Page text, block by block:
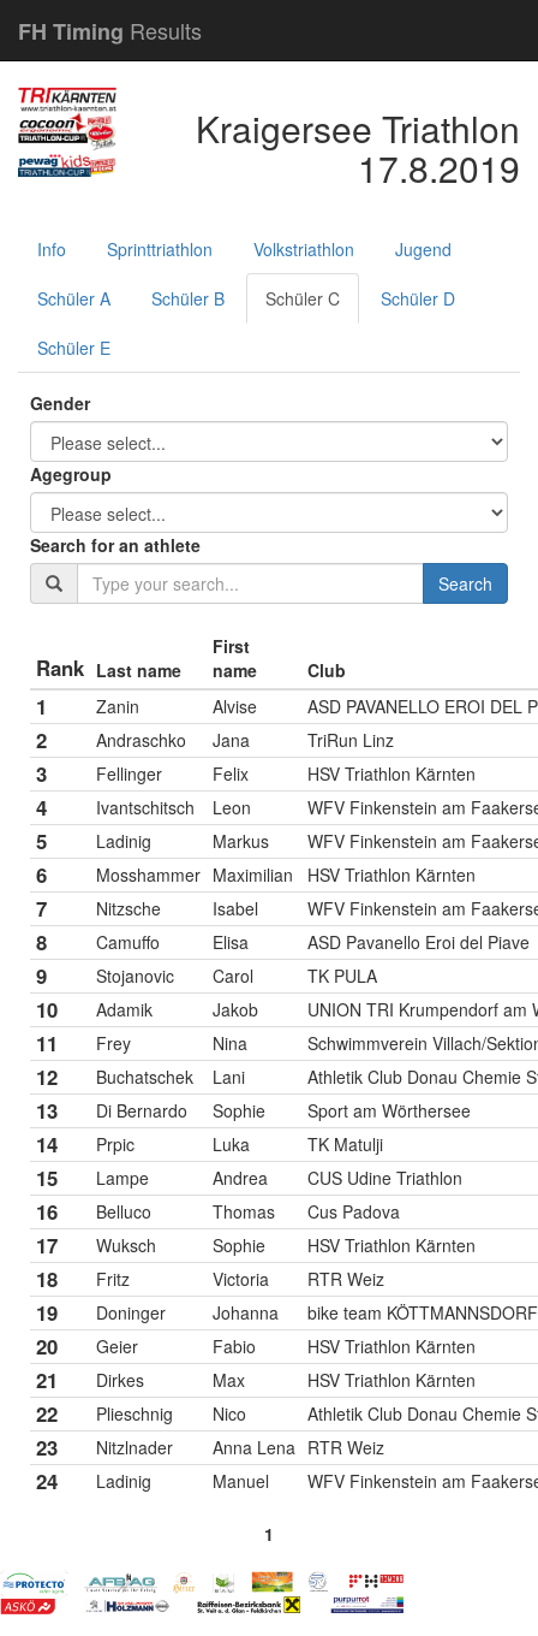
FH Timing Results
Kraigersee Triathlon
17.8.2019
Info Sprinttriathlon Volkstriathlon Jugend
Schüler A Schüler B Schüler C Schüler D
Schüler E
Gender
Agegroup
Search for an athlete
Search
Rank Last name
First
name
Club
1 Zanin Alvise ASD PAVANELLO EROI DEL
2 Andraschko Jana TriRun Linz
3 Fellinger Felix HSV Triathlon Kärnten
4 Ivantschitsch Leon WFV Finkenstein am
5 Ladinig Markus WFV Finkenstein am
6 Mosshammer Maximilian HSV Triathlon Kärnten
7 Nitzsche Isabel WFV Finkenstein am
8 Camuffo Elisa ASD Pavanello Eroi del Piave
9 Stojanovic Carol TK PULA
10 Adamik Jakob UNION TRI Krumpendorf am
11 Frey Nina Schwimmverein Villach/
12 Buchatschek Lani Athletik Club Donau Chemie
13 Di Bernardo Sophie Sport am Wörthersee
14 Prpic Luka TK Matulji
15 Lampe Andrea CUS Udine Triathlon
16 Belluco Thomas Cus Padova
17 Wuksch Sophie HSV Triathlon Kärnten
18 Fritz Victoria RTR Weiz
19 Doninger Johanna bike team KÖTTMANNSDORF
20 Geier Fabio HSV Triathlon Kärnten
21 Dirkes Max HSV Triathlon Kärnten
22 Plieschnig Nico Athletik Club Donau Chemie
23 Nitzlnader Anna Lena RTR Weiz
24 Ladinig Manuel WFV Finkenstein am
1